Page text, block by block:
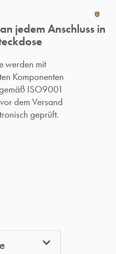
jedem Anschluss in
werden mit
Komponenten
ISO9001
dem Versand
geprüft.​